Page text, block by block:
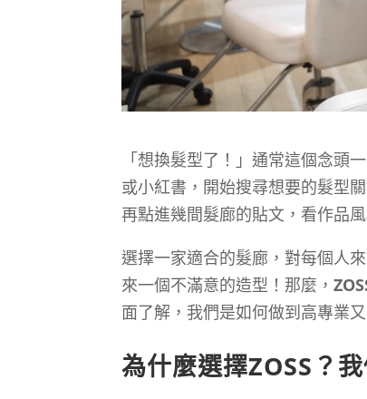
「想換髮型了！」通常這個念頭
或小紅書，開始搜尋想要的髮型
再點進幾間髮廊的貼文，看作品
選擇一家適合的髮廊，對每個人
來一個不滿意的造型！那麼，
面了解，我們是如何做到高專業
為什麼選擇ZOSS？